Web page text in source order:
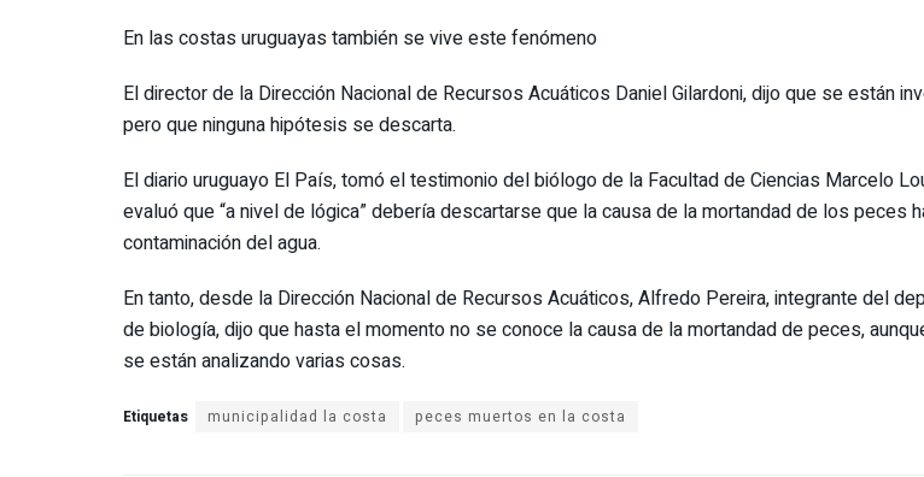
En las costas uruguayas también se vive este fenómeno
El director de la Dirección Nacional de Recursos Acuáticos Daniel Gilardoni, dijo que se están
pero que ninguna hipótesis se descarta.
El diario uruguayo El País, tomó el testimonio del biólogo de la Facultad de Ciencias Marcelo
evaluó que “a nivel de lógica” debería descartarse que la causa de la mortandad de los peces
contaminación del agua.
En tanto, desde la Dirección Nacional de Recursos Acuáticos, Alfredo Pereira, integrante del
de biología, dijo que hasta el momento no se conoce la causa de la mortandad de peces,
se están analizando varias cosas.
Etiquetas municipalidad la costa peces muertos en la costa